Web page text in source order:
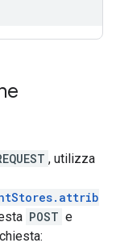
, utilizza
POST e